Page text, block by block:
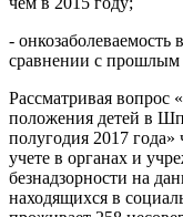
- онкозаболеваемость
сравнении с прошлым
Рассматривая вопрос
положения детей в
полугодия 2017
учете в органах и
безнадзорности на
находящихся в